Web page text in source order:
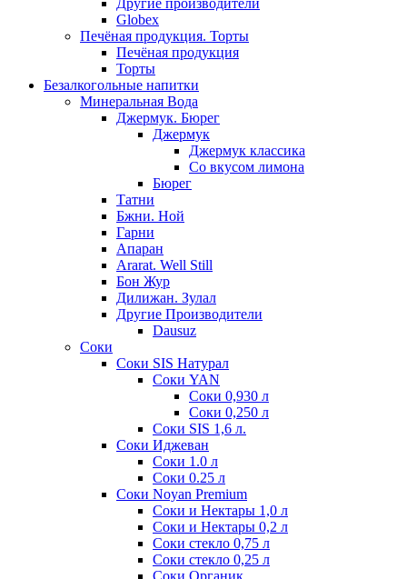
Другие производители
Globex
Печёная продукция. Торты
Печёная продукция
Торты
Безалкогольные напитки
Минеральная Вода
Джермук. Бюрег
Джермук
Джермук классика
Со вкусом лимона
Бюрег
Татни
Бжни. Ной
Гарни
Апаран
Ararat. Well Still
Бон Жур
Дилижан. Зулал
Другие Производители
Dausuz
Соки
Соки SIS Натурал
Соки YAN
Соки 0,930 л
Соки 0,250 л
Соки SIS 1,6 л.
Соки Иджеван
Соки 1.0 л
Соки 0.25 л
Соки Noyan Premium
Соки и Нектары 1,0 л
Соки и Нектары 0,2 л
Соки стекло 0,75 л
Соки стекло 0,25 л
Соки Органик